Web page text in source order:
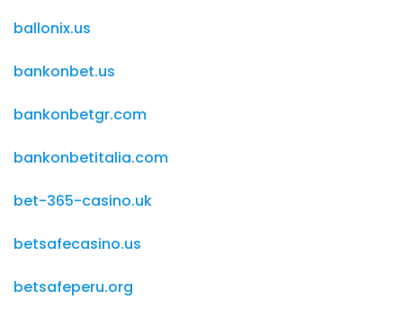
ballonix.us
bankonbet.us
bankonbetgr.com
bankonbetitalia.com
bet-365-casino.uk
betsafecasino.us
betsafeperu.org